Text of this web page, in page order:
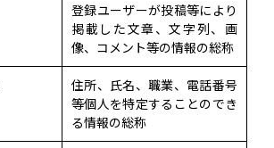
登録ユーザーが投稿等により
掲載した文章、文字列、画
像、コメント等の情報の総称
住所、氏名、職業、電話番号
等個人を特定することのでき
る情報の総称